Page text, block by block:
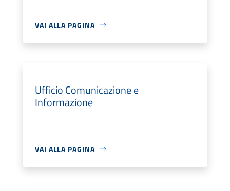
VAI ALLA PAGINA
Ufficio Comunicazione e
Informazione
VAI ALLA PAGINA